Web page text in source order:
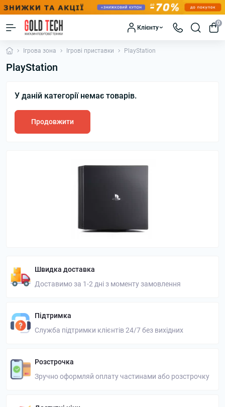
Клієнту
0
Ігрова зона Ігрові приставки PlayStation
PlayStation
У даній категорії немає товарів.
Продовжити
Швидка доставка
Доставимо за 1-2 дні з моменту замовлення
Підтримка
Служба підтримки клієнтів 24/7 без вихідних
Розстрочка
Зручно оформляй оплату частинами або розстрочку